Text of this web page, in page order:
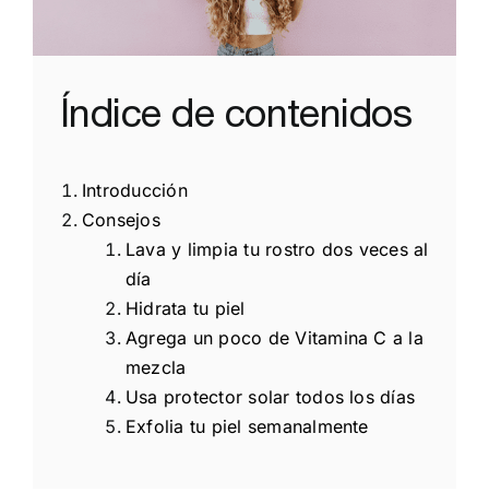
Índice de contenidos
Introducción
Consejos
Lava y limpia tu rostro dos veces al
día
Hidrata tu piel
Agrega un poco de Vitamina C a la
mezcla
Usa protector solar todos los días
Exfolia tu piel semanalmente